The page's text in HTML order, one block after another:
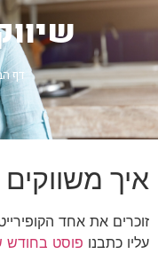
דף
איך
זוכרים את אחד
עליו כתבנו פוסט בחודש